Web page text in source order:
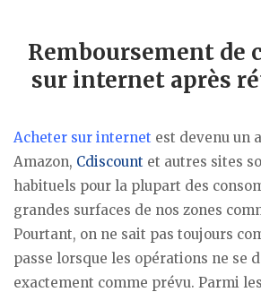
Remboursement de
sur internet après
Acheter sur internet est devenu un
Amazon, Cdiscount et autres sites
habituels pour la plupart des
grandes surfaces de nos zones
Pourtant, on ne sait pas toujours
passe lorsque les opérations ne se
exactement comme prévu. Parmi